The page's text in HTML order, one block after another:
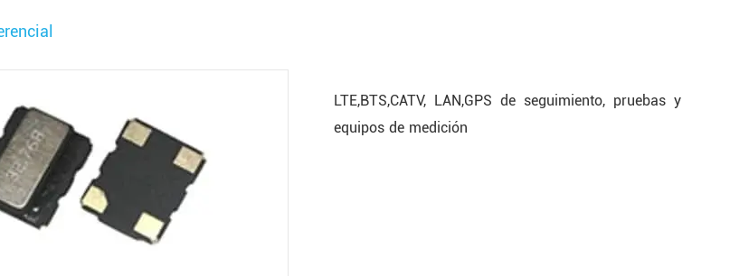
LTE,BTS,CATV, LAN,GPS de seguimiento, pruebas y
equipos de medición